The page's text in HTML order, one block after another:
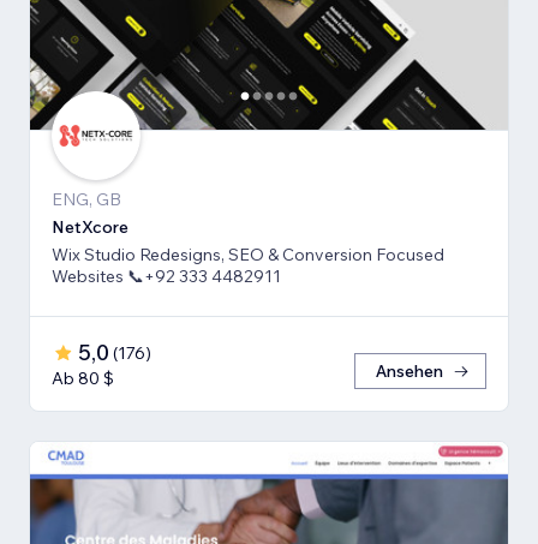
ENG, GB
NetXcore
Wix Studio Redesigns, SEO & Conversion Focused
Websites 📞+92 333 4482911
5,0 (176)
Ab 80 $
Ansehen